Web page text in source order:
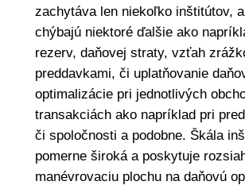
zachytáva len niekoľko inštitútov,
chýbajú niektoré ďalšie ako
rezerv, daňovej straty, vzťah
preddavkami, či uplatňovanie
optimalizácie pri jednotlivých
transakciách ako napríklad pri
či spoločnosti a podobne. Škála
pomerne široká a poskytuje
manévrovaciu plochu na daňovú